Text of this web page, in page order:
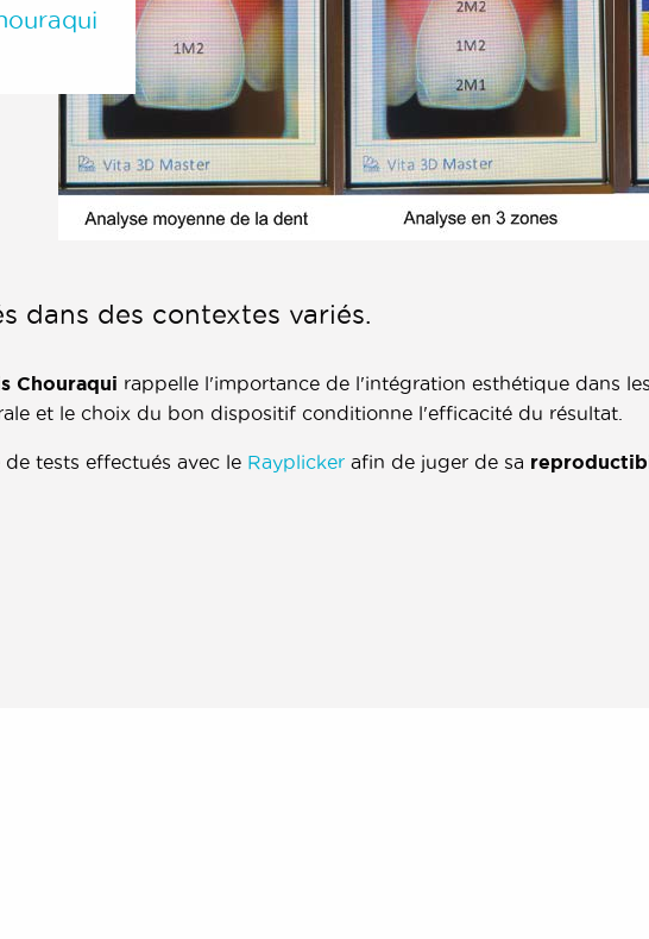
dans des contextes variés.
Chouraqui rappelle l'importance de l'intégration esthétique dans
et le choix du bon dispositif conditionne l'efficacité du résultat.
tests effectués avec le Rayplickerafin de juger de sa